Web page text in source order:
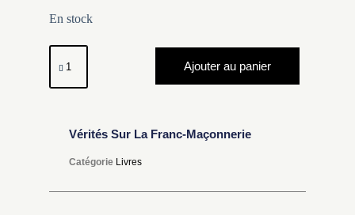
En stock
Ajouter au panier
Vérités Sur La Franc-Maçonnerie
Catégorie Livres